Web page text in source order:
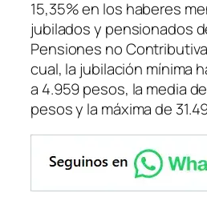
15,35% en los haberes
jubilados y pensionados
Pensiones no
cual, la jubilación mínima
a 4.959 pesos, la media de
pesos y la máxima de